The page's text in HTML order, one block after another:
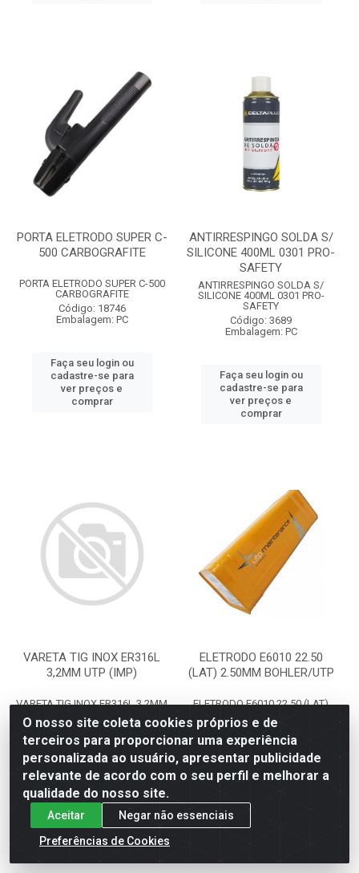
PORTA ELETRODO SUPER C-
500 CARBOGRAFITE
PORTA ELETRODO SUPER C-500
CARBOGRAFITE
Código: 18746
Embalagem: PC
Faça seu login ou
cadastre-se para
ver preços e
comprar
ANTIRRESPINGO SOLDA S/
SILICONE 400ML 0301 PRO-
SAFETY
ANTIRRESPINGO SOLDA S/
SILICONE 400ML 0301 PRO-
SAFETY
Código: 3689
Embalagem: PC
Faça seu login ou
cadastre-se para
ver preços e
comprar
VARETA TIG INOX ER316L
3,2MM UTP (IMP)
VARETA TIG INOX ER316L 3,2MM
Código: 25521
Embalagem: KG
Faça seu login ou
cadastre-se para
ver preços e
comprar
ELETRODO E6010 22.50
(LAT) 2.50MM BOHLER/UTP
ELETRODO E6010 22.50 (LAT)
Código: 9202
Embalagem: KG
Faça seu login ou
O nosso site coleta cookies próprios e de
terceiros para proporcionar uma experiência
personalizada ao usuário, apresentar publicidade
relevante de acordo com o seu perfil e melhorar a
qualidade do nosso site.
Aceitar
Negar não essenciais
Preferências de Cookies